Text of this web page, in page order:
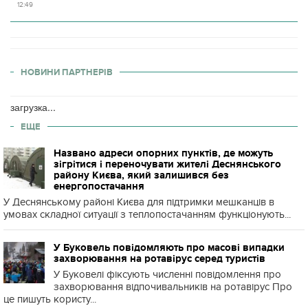
12:49
НОВИНИ ПАРТНЕРІВ
загрузка...
ЕЩЕ
Названо адреси опорних пунктів, де можуть
зігрітися і переночувати жителі Деснянського
району Києва, який залишився без
енергопостачання
У Деснянському районі Києва для підтримки мешканців в
умовах складної ситуації з теплопостачанням функціонують...
У Буковель повідомляють про масові випадки
захворювання на ротавірус серед туристів
У Буковелі фіксують численні повідомлення про
захворювання відпочивальників на ротавірус Про
це пишуть користу...